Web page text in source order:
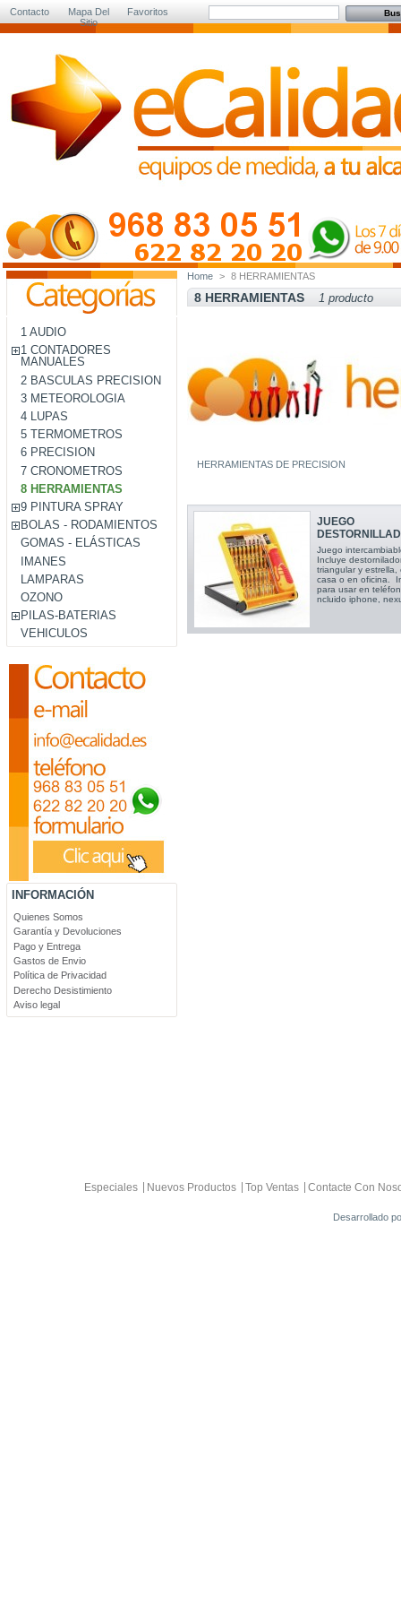
Contacto
Mapa Del
Sitio
Favoritos
1 AUDIO
1 CONTADORES
MANUALES
2 BASCULAS PRECISION
3 METEOROLOGIA
4 LUPAS
5 TERMOMETROS
6 PRECISION
7 CRONOMETROS
8 HERRAMIENTAS
9 PINTURA SPRAY
BOLAS - RODAMIENTOS
GOMAS - ELÁSTICAS
IMANES
LAMPARAS
OZONO
PILAS-BATERIAS
VEHICULOS
INFORMACIÓN
Quienes Somos
Garantía y Devoluciones
Pago y Entrega
Gastos de Envio
Política de Privacidad
Derecho Desistimiento
Aviso legal
Home > 8 HERRAMIENTAS
8 HERRAMIENTAS 1 producto
HERRAMIENTAS DE PRECISION
JUEGO
Juego
Incluye
triangular y
casa o en oficina.
para usar en
ncluido iphone,
Especiales Nuevos Productos Top Ventas Contacte Con
Desarrollado